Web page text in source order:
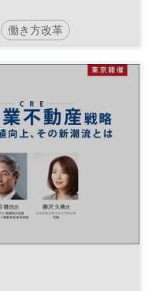
働き方改革
カンドキャリア